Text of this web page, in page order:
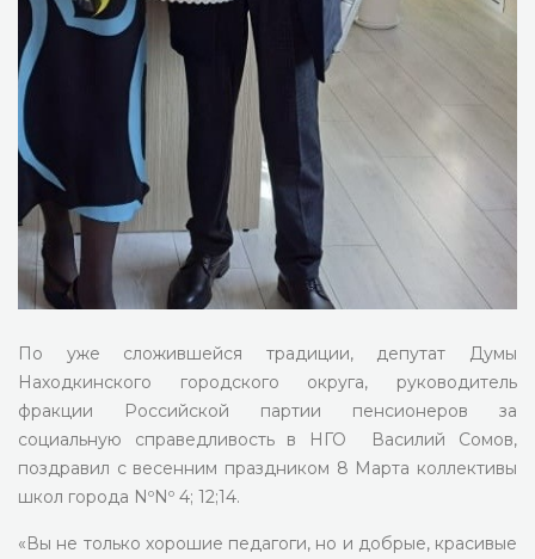
По уже сложившейся традиции, депутат Думы
Находкинского городского округа, руководитель
фракции Российской партии пенсионеров за
социальную справедливость в НГО Василий Сомов,
поздравил с весенним праздником 8 Марта коллективы
школ города NºNº 4; 12;14.
«Вы не только хорошие педагоги, но и добрые, красивые